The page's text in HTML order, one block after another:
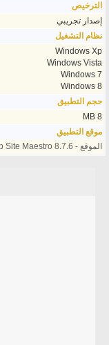
الترخيص
إصدار تجريبي
نظام التشغيل
Windows Xp
Windows Vista
Windows 7
Windows 8
حجم التطبيق
8 MB
موقع التطبيق
الموقع - Web Site Maestro 8.7.6